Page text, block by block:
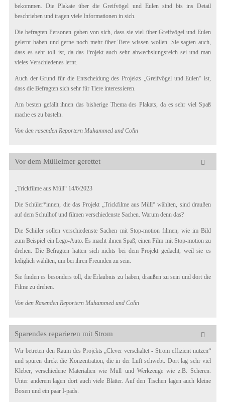
bekommen. Die Plakate über die Greifvögel und Eulen sind bis ins Detail
beschrieben und tragen viele Informationen in sich.
Die befragten Personen gaben von sich, dass sie viel über Greifvögel und Eulen
gelernt haben und gerne noch mehr über Tiere wissen wollen. Sie sagten auch,
dass es sehr toll ist, da das Projekt auch sehr abwechslungsreich sei und man
vieles Verschiedenes lernt.
Auch der Grund für die Entscheidung des Projekts „Greifvögel und Eulen“ ist,
dass die Befragten sich sehr für Tiere interessieren.
Am besten gefällt ihnen das bisherige Thema des Plakats, da es sehr viel Spaß
mache es zu basteln.
Von den rasenden Reportern Muhammed und Colin
Vor dem Mülleimer gerettet
„Trickfilme aus Müll“ 14/6/2023
Die Schüler*innen, die das Projekt „Trickfilme aus Müll“ wählten, sind draußen
auf dem Schulhof und filmen verschiedenste Sachen. Warum denn das?
Die Schüler sollen verschiedenste Sachen mit Stop-motion filmen, wie im Bild
zum Beispiel ein Lego-Auto. Es macht ihnen Spaß, einen Film mit Stop-motion zu
drehen. Die Befragten hatten sich nichts bei dem Projekt gedacht, weil sie es
lediglich wählten, um bei ihren Freunden zu sein.
Sie finden es besonders toll, die Erlaubnis zu haben, draußen zu sein und dort die
Filme zu drehen.
Von den Rasenden Reportern Muhammed und Colin
Sparendes reparieren mit Strom
Wir betreten den Raum des Projekts „Clever verschaltet - Strom effizient nutzen“
und spüren direkt die Konzentration, die in der Luft schwebt. Dort lag sehr viel
Kleber, verschiedene Materialien wie Müll und Werkzeuge wie z.B. Scheren.
Unter anderem lagen dort auch viele Blätter. Auf den Tischen lagen auch kleine
Boxen und ein paar I-pads.